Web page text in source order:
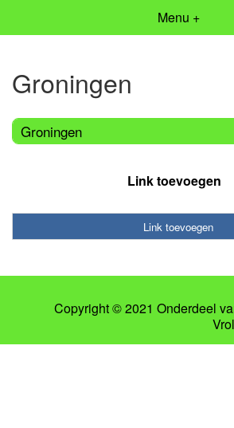
Menu +
Groningen
Groningen
Link toevoegen
Link toevoegen
Copyright © 2021 Onderdeel